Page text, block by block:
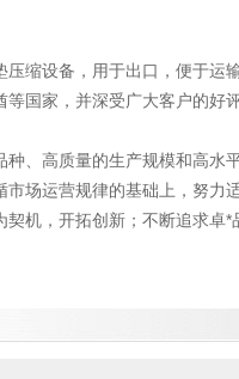
缩设备，用于出口，便于运
国家，并深受广大客户的好评
、高质量的生产规模和高水
场运营规律的基础上，努力
机，开拓创新；不断追求卓